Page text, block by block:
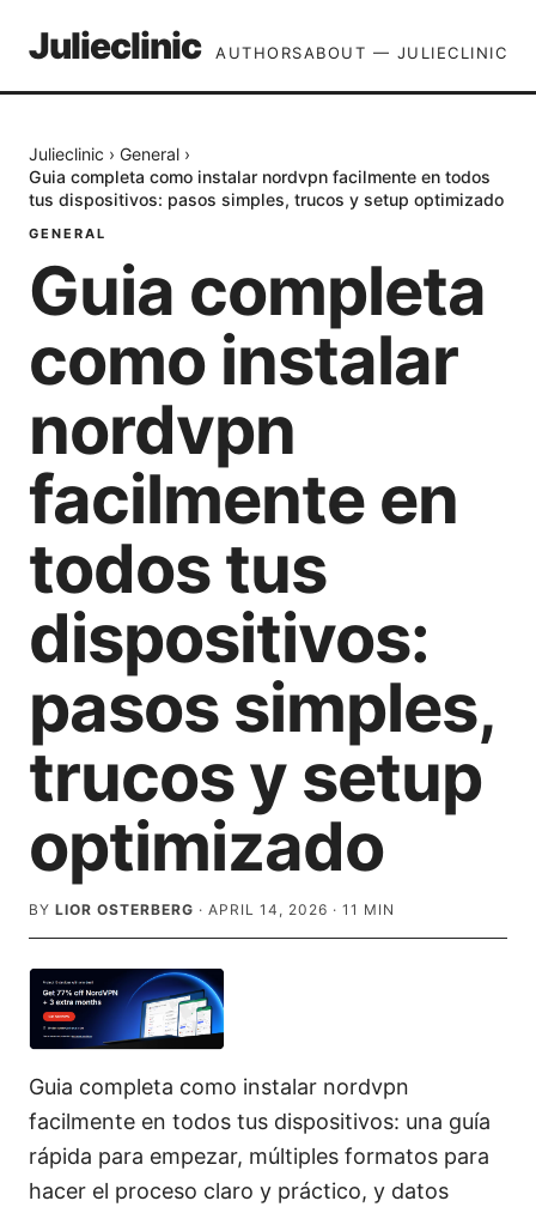
Julieclinic AUTHORSABOUT — JULIECLINIC
Julieclinic › General ›
Guia completa como instalar nordvpn facilmente en todos
tus dispositivos: pasos simples, trucos y setup optimizado
GENERAL
Guia completa
como instalar
nordvpn
facilmente en
todos tus
dispositivos:
pasos simples,
trucos y setup
optimizado
BY LIOR OSTERBERG · APRIL 14, 2026 · 11 MIN
Guia completa como instalar nordvpn
facilmente en todos tus dispositivos: una guía
rápida para empezar, múltiples formatos para
hacer el proceso claro y práctico, y datos